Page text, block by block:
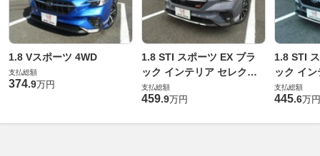
1.8 Vスポーツ 4WD
支払総額
374.9万円
1.8 STI スポーツ EX ブラ
ック インテリア セレクシ
ョン 4WD
支払総額
459.9万円
1.8 STI
ック イ
ョン 4WD
支払総額
445.6万円